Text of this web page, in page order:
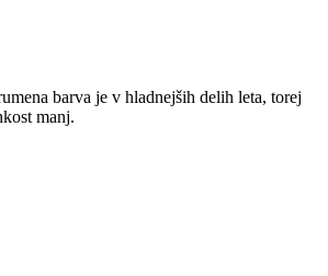
barva je v hladnejših delih leta, torej
manj.